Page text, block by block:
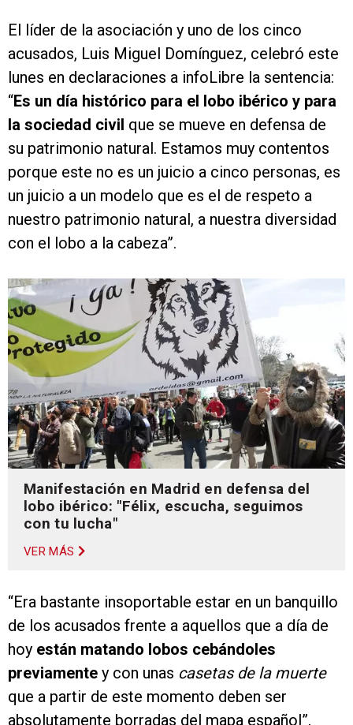
El líder de la asociación y uno de los cinco
acusados, Luis Miguel Domínguez, celebró este
lunes en declaraciones a infoLibre la sentencia:
“Es un día histórico para el lobo ibérico y para
la sociedad civil que se mueve en defensa de
su patrimonio natural. Estamos muy contentos
porque este no es un juicio a cinco personas, es
un juicio a un modelo que es el de respeto a
nuestro patrimonio natural, a nuestra diversidad
con el lobo a la cabeza”.
Manifestación en Madrid en defensa del
lobo ibérico: "Félix, escucha, seguimos
con tu lucha"
VER MÁS
“Era bastante insoportable estar en un banquillo
de los acusados frente a aquellos que a día de
hoy están matando lobos cebándoles
previamente y con unas casetas de la muerte
que a partir de este momento deben ser
absolutamente borradas del mapa español”,